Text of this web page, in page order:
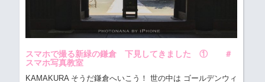
スマホで撮る新緑の鎌倉 下見してきました ① ＃
スマホ写真教室
KAMAKURA そうだ鎌倉へいこう！ 世の中は ゴールデンウィ